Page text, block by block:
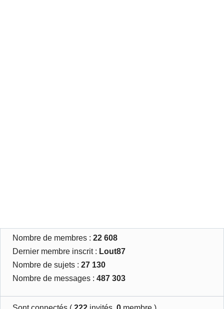
Nombre de membres :22 608
Dernier membre inscrit : Lout87
Nombre de sujets :27 130
Nombre de messages :487 303